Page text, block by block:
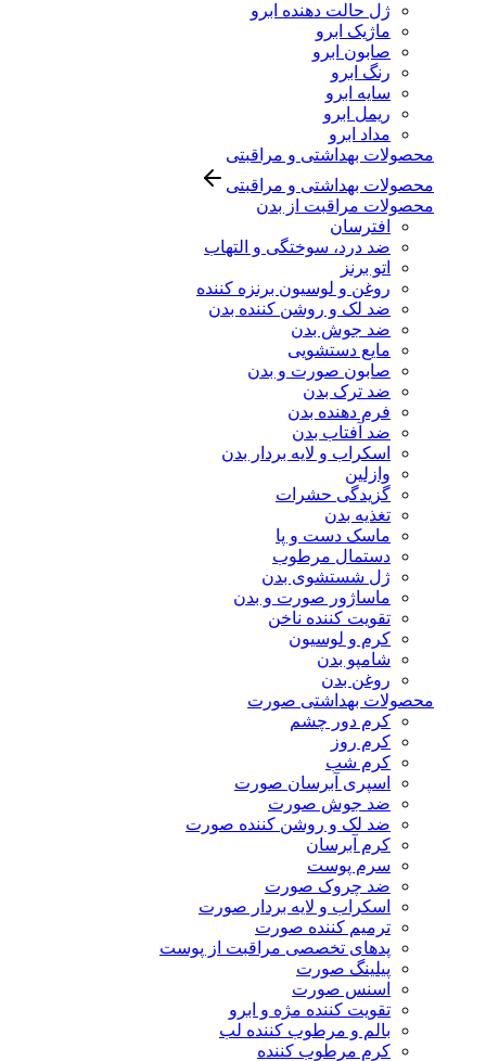
ژل حالت دهنده ابرو
ماژیک ابرو
صابون ابرو
رنگ ابرو
سایه ابرو
ریمل ابرو
مداد ابرو
محصولات بهداشتی و مراقبتی
محصولات بهداشتی و مراقبتی
محصولات مراقبت از بدن
افترسان
ضد درد، سوختگی و التهاب
اتو برنز
روغن و لوسیون برنزه کننده
ضد لک و روشن کننده بدن
ضد جوش بدن
مایع دستشویی
صابون صورت و بدن
ضد ترک بدن
فرم دهنده بدن
ضد آفتاب بدن
اسکراب و لایه بردار بدن
وازلین
گزیدگی حشرات
تغذیه بدن
ماسک دست و پا
دستمال مرطوب
ژل شستشوی بدن
ماساژور صورت و بدن
تقویت کننده ناخن
کرم و لوسیون
شامپو بدن
روغن بدن
محصولات بهداشتی صورت
کرم دور چشم
کرم روز
کرم شب
اسپری آبرسان صورت
ضد جوش صورت
ضد لک و روشن کننده صورت
کرم آبرسان
سرم پوست
ضد چروک صورت
اسکراب و لایه بردار صورت
ترمیم کننده صورت
پدهای تخصصی مراقبت از پوست
پیلینگ صورت
اسنس صورت
تقویت کننده مژه و ابرو
بالم و مرطوب کننده لب
کرم مرطوب کننده